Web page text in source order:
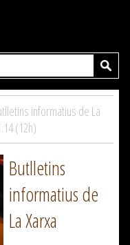
informatius de La
(12h)
Butlletins
informatius de
La Xarxa